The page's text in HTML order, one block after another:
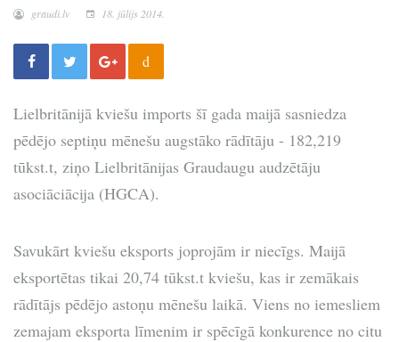
graudi.lv 18. jūlijs 2014.
d
Lielbritānijā kviešu imports šī gada maijā sasniedza
pēdējo septiņu mēnešu augstāko rādītāju - 182,219
tūkst.t, ziņo Lielbritānijas Graudaugu audzētāju
asociāciācija (HGCA).
Savukārt kviešu eksports joprojām ir niecīgs. Maijā
eksportētas tikai 20,74 tūkst.t kviešu, kas ir zemākais
rādītājs pēdējo astoņu mēnešu laikā. Viens no iemesliem
zemajam eksporta līmenim ir spēcīgā konkurence no citu